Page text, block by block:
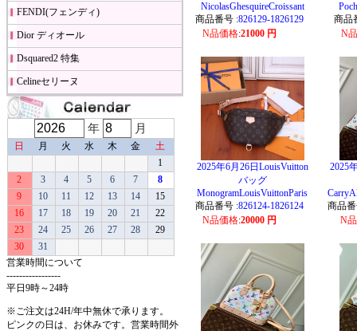
FENDI(フェンディ)
Dior ディオール
Dsquared2 特集
Celineセリーヌ
年 月
日 月 火 水 木 金
土
1
2
3 4 5 6 7
8
9
10 11 12 13 14
15
16
17 18 19 20 21
22
23
24 25 26 27 28
29
30
31
営業時間について
-----------------
平日9時～24時
※ご注文は24H/年中無休で承ります。
ピンクの日は、お休みです。営業時間外
NicolasGhesquireCroissant
商品番号 :826129-1826129
N品価格:21000 円
商品
N
2025年6月26日LouisVuitton
バッグ
MonogramLouisVuittonParis
商品番号 :826124-1826124
N品価格:20000 円
2025
商品
N